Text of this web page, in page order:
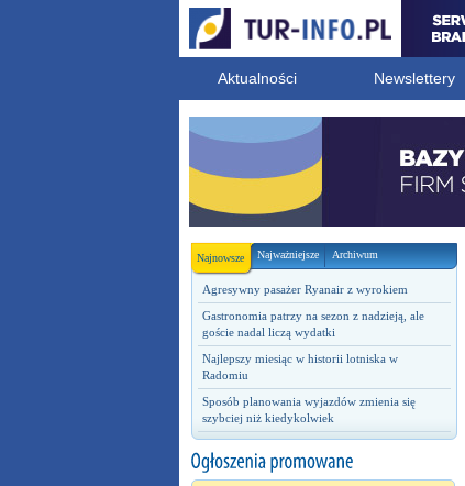
Aktualności Newslettery
Najnowsze Najważniejsze Archiwum
Agresywny pasażer Ryanair z wyrokiem
Gastronomia patrzy na sezon z nadzieją, ale
goście nadal liczą wydatki
Najlepszy miesiąc w historii lotniska w
Radomiu
Sposób planowania wyjazdów zmienia się
szybciej niż kiedykolwiek